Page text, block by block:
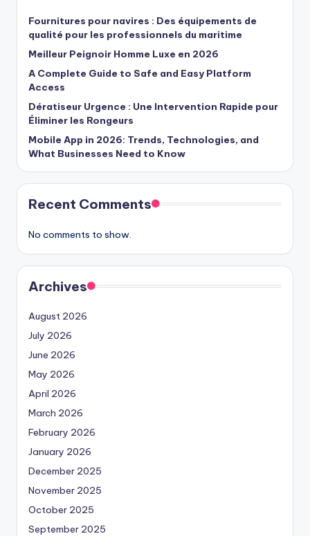
Fournitures pour navires : Des équipements de
qualité pour les professionnels du maritime
Meilleur Peignoir Homme Luxe en 2026
A Complete Guide to Safe and Easy Platform
Access
Dératiseur Urgence : Une Intervention Rapide pour
Éliminer les Rongeurs
Mobile App in 2026: Trends, Technologies, and
What Businesses Need to Know
Recent Comments
No comments to show.
Archives
August 2026
July 2026
June 2026
May 2026
April 2026
March 2026
February 2026
January 2026
December 2025
November 2025
October 2025
September 2025